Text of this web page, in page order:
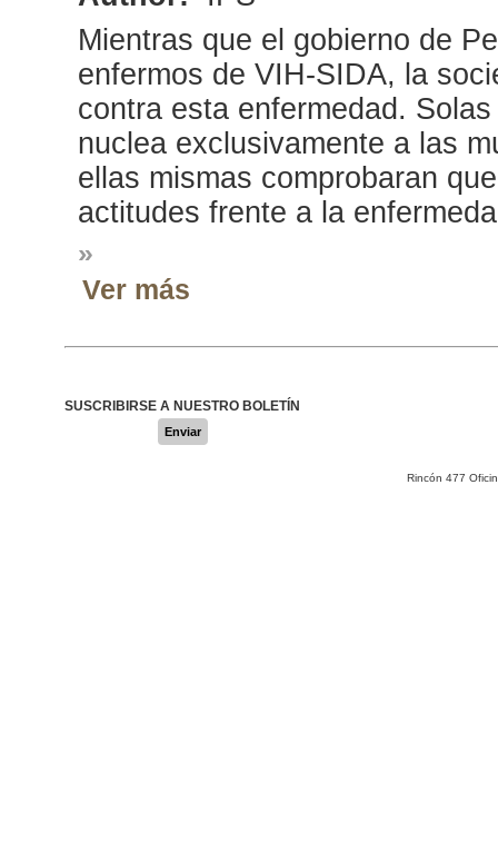
Mientras que el gobierno de
enfermos de VIH-SIDA, la
contra esta enfermedad.
nuclea exclusivamente a las
ellas mismas comprobaran
actitudes frente a la
»
Ver más
SUSCRIBIRSE A NUESTRO BOLETÍN
Enviar
Rincón 477